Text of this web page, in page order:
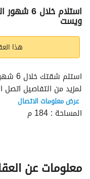
الاماكن
استلام
ويست
هذا
لمزيد من التفاصيل
عرض معلومات الاتصال
المساحة : 184 م
فيو مفتوح علي الشارع
نصف تشطيب
معلومات عن